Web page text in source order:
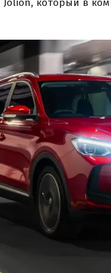
Jolion, который в